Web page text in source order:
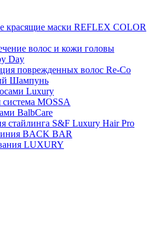
красящие маски REFLEX COLOR
волос и кожи головы
Day
поврежденных волос Re-Co
Шампунь
Luxury
система MOSSA
BalbCare
стайлинга S&F Luxury Hair Pro
BACK BAR
LUXURY